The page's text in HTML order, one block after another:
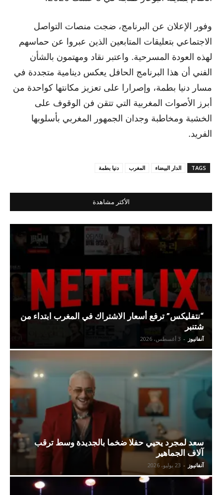
وفور الإعلان عن البرنامج، ضجت منصات التواصل
الاجتماعي بتعليقات المتابعين الذين عبروا عن حماسهم
لهذه العودة المسرحية. واعتبر نقاد ومهتمون بالشأن
الفني أن هذا البرنامج الحافل يعكس دينامية متجددة في
مسار دنيا بطمة، وإصرارا على تعزيز مكانتها كواحدة من
أبرز الأصوات المغربية التي تتقن فن الوقوف على
الخشبة ومخاطبة وجدان الجمهور المغربي بأسلوبها
الفريد.
TAGS الدار البيضاء المغرب دنيا بطمة
الأكثر مشاهدة
“نتفليكس” ترفع أسعار الاشتراك في المغرب ابتداء من
شتنبر
آنفانيوز - 3 أغسطس، 2026
سعد لمجرد يحيي حفلا ضخما بالجديدة وسط ترقب
آلاف الجماهير
آنفانيوز - 23 يوليو، 2026